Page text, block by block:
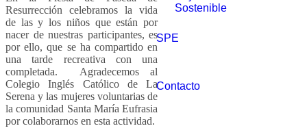
Sostenible
SPE
Contacto
Resurrección celebramos la vida
de las y los niños que están por
nacer de nuestras participantes, es
por ello, que se ha compartido en
una tarde recreativa con una
completada. Agradecemos al
Colegio Inglés Católico de La
Serena y las mujeres voluntarias de
la comunidad Santa María Eufrasia
por colaborarnos en esta actividad.